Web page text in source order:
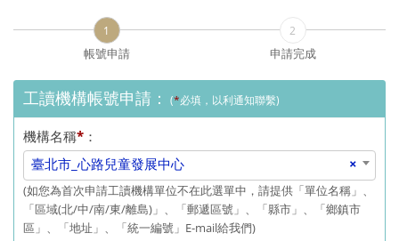
1
帳號申請
2
申請完成
工讀機構帳號申請： (*必填，以利通知聯繫)
機構名稱* ：
×
臺北市_心路兒童發展中心
(如您為首次申請工讀機構單位不在此選單中，請提供「單位名稱」、
「區域(北/中/南/東/離島)」、「郵遞區號」、「縣市」、「鄉鎮市
區」、「地址」、「統一編號」E-mail給我們)